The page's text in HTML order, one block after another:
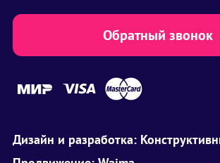
Обратный звонок
Дизайн и разработка: